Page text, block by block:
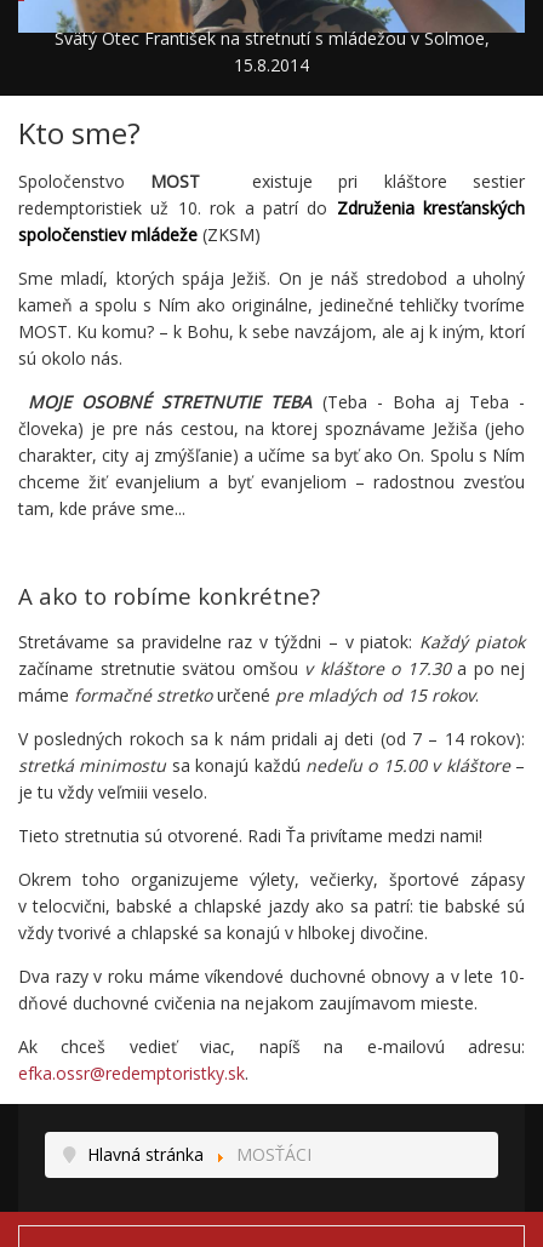
Svätý Otec František na stretnutí s mládežou v Solmoe,
15.8.2014
Kto sme?
Spoločenstvo MOSTexistuje pri kláštore sestier
redemptoristiek už 10. rok a patrí do Združenia kresťanských
spoločenstiev mládeže (ZKSM)
Sme mladí, ktorých spája Ježiš. On je náš stredobod a uholný
kameň a spolu s Ním ako originálne, jedinečné tehličky tvoríme
MOST. Ku komu? – k Bohu, k sebe navzájom, ale aj k iným, ktorí
sú okolo nás.
MOJE OSOBNÉ STRETNUTIE TEBA(Teba - Boha aj Teba -
človeka) je pre nás cestou, na ktorej spoznávame Ježiša (jeho
charakter, city aj zmýšľanie) a učíme sa byť ako On. Spolu s Ním
chceme žiť evanjelium a byť evanjeliom – radostnou zvesťou
tam, kde práve sme...
A ako to robíme konkrétne?
Stretávame sa pravidelne raz v týždni – v piatok: Každý piatok
začíname stretnutie svätou omšou v kláštore o 17.30a po nej
máme formačné stretkourčené pre mladých od 15 rokov.
V posledných rokoch sa k nám pridali aj deti (od 7 – 14 rokov):
stretká minimostu sa konajú každú nedeľu o 15.00 v kláštore–
je tu vždy veľmiii veselo.
Tieto stretnutia sú otvorené. Radi Ťa privítame medzi nami!
Okrem toho organizujeme výlety, večierky, športové zápasy
v telocvični, babské a chlapské jazdy ako sa patrí: tie babské sú
vždy tvorivé a chlapské sa konajú v hlbokej divočine.
Dva razy v roku máme víkendové duchovné obnovy a v lete 10-
dňové duchovné cvičenia na nejakom zaujímavom mieste.
Ak chceš vedieť viac, napíš na e-mailovú adresu:
efka.ossr@redemptoristky.sk.
Hlavná stránka MOSŤÁCI